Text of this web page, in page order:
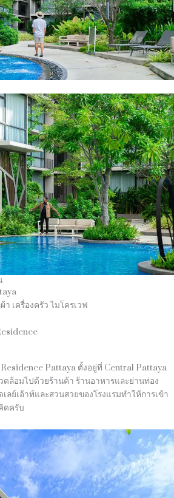
เครื่องครัว ไมโครเวฟ
Pattaya ตั้งอยู่ที่ Central Pattaya
ล้อมไปด้วยร้านค้า ร้านอาหารและย่านท่อง
ลย์เอ้าท์และสวนสวยของโรงแรมทำให้การเข้า
ดครับ